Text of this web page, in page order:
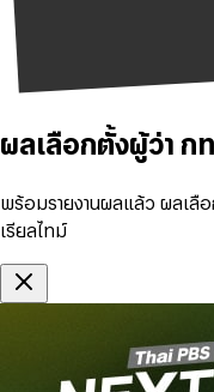
ผลเลือกตั้งผู้ว่า ก
พร้อมรายงานผลแล้ว ผลเลื
เรียลไทม์